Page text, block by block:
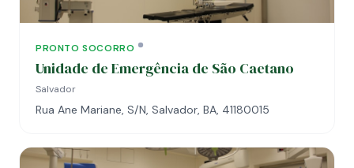
PRONTO SOCORRO
Unidade de Emergência de São Caetano
Salvador
Rua Ane Mariane, S/N, Salvador, BA, 41180015